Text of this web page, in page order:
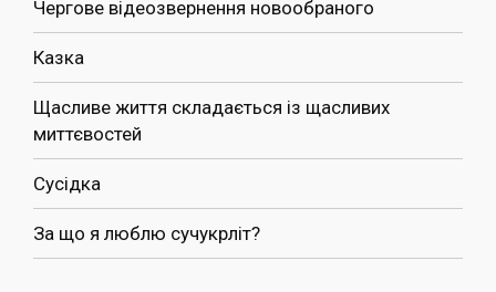
Чергове відеозвернення новообраного
Казка
Щасливе життя складається із щасливих
миттєвостей
Сусідка
За що я люблю сучукрліт?